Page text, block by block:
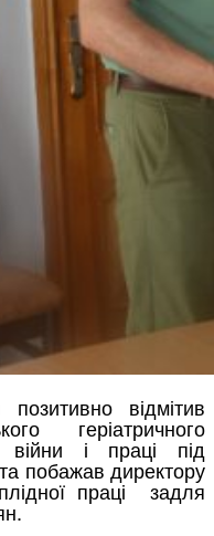
відмітив
геріатричного
війни і праці під
побажав директору
праці задля